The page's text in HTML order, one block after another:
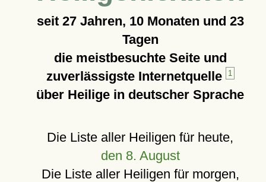
seit 27 Jahren, 10 Monaten und 23
Tagen
die meistbesuchte Seite und
zuverlässigste Internetquelle
1
über Heilige in deutscher Sprache
Die Liste aller Heiligen für heute,
den 8. August
Die Liste aller Heiligen für morgen,